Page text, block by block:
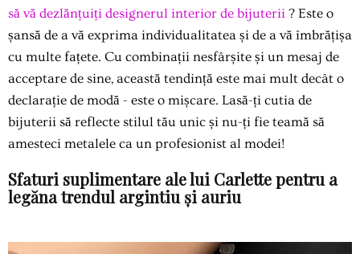
să vă dezlănțuiți designerul interior de bijuterii ? Este o
șansă de a vă exprima individualitatea și de a vă îmbrățișa
cu multe fațete. Cu combinații nesfârșite și un mesaj de
acceptare de sine, această tendință este mai mult decât o
declarație de modă - este o mișcare. Lasă-ți cutia de
bijuterii să reflecte stilul tău unic și nu-ți fie teamă să
amesteci metalele ca un profesionist al modei!
Sfaturi suplimentare ale lui Carlette pentru a
legăna trendul argintiu și auriu